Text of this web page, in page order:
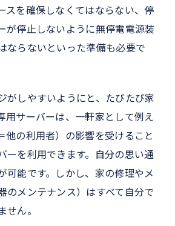
スを確保しなくてはならない、停
が停止しないように無停電電源装
ならないといった準備も必要で
がしやすいようにと、たびたび家
用サーバーは、一軒家として例え
他の利用者）の影響を受けること
ーを利用できます。自分の思い通
可能です。しかし、家の修理やメ
のメンテナンス）はすべて自分で
せん。